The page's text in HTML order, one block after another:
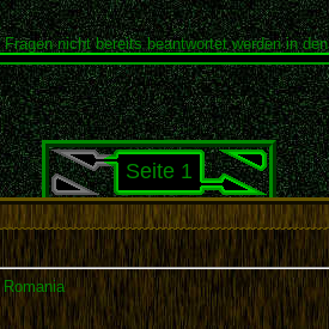
nicht bereits beantwortet werden in
Seite 1